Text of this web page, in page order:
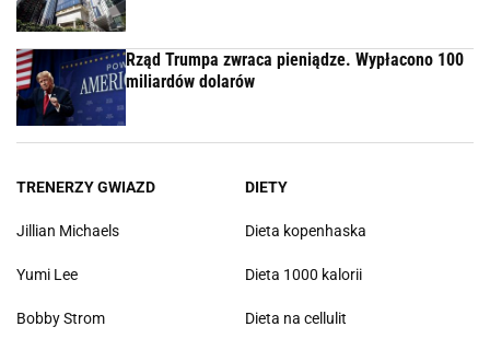
Rząd Trumpa zwraca pieniądze. Wypłacono 100
miliardów dolarów
TRENERZY GWIAZD
Jillian Michaels
Yumi Lee
Bobby Strom
DIETY
Dieta kopenhaska
Dieta 1000 kalorii
Dieta na cellulit